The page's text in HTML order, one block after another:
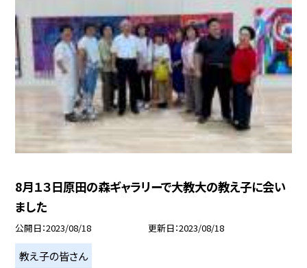
8月１３日原田の森ギャラリーで大教大の教え子に会い
ました
公開日 2023/08/18 更新日 2023/08/18
教え子の皆さん